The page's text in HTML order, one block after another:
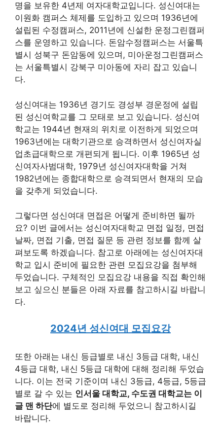
명을 보유한 4년제 여자대학교입니다. 성신여대는
이원화 캠퍼스 체제를 도입하고 있으며 1936년에
설립된 수정캠퍼스, 2011년에 신설한 운정그린캠퍼
스를 운영하고 있습니다. 돈암수정캠퍼스는 서울특
별시 성북구 돈암동에 있으며, 미아운정그린캠퍼스
는 서울특별시 강북구 미아동에 자리 잡고 있습니
다.
성신여대는 1936년 경기도 경성부 경운정에 설립
된 성신여학교를 그 모태로 보고 있습니다. 성신여
학교는 1944년 현재의 위치로 이전하게 되었으며
1963년에는 대학기관으로 승격하면서 성신여자실
업초급대학으로 개편되게 됩니다. 이후 1965년 성
신여자사범대학, 1979년 성신여자대학을 거쳐
1982년에는 종합대학으로 승격되면서 현재의 모습
을 갖추게 되었습니다.
그렇다면 성신여대 면접은 어떻게 준비하면 될까
요? 이번 글에서는 성신여자대학교 면접 일정, 면접
날짜, 면접 기출, 면접 질문 등 관련 정보를 함께 살
펴보도록 하겠습니다. 참고로 아래에는 성신여자대
학교 입시 준비에 필요한 관련 모집요강을 첨부해
두었습니다. 구체적인 모집요강 내용을 직접 확인해
보고 싶으신 분들은 아래 자료를 참고하시길 바랍니
다.
2024년 성신여대 모집요강
또한 아래는 내신 등급별로 내신 3등급 대학, 내신
4등급 대학, 내신 5등급 대학에 대해 정리해 두었습
니다. 이는 전국 기준이며 내신 3등급, 4등급, 5등급
별로 갈 수 있는 인서울 대학교, 수도권 대학교는 이
글 맨 하단에 별도로 정리해 두었으니 참고하시길
바랍니다.